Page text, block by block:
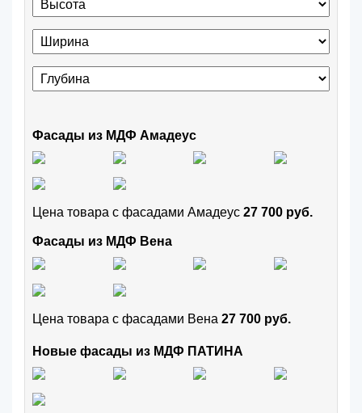
Фасады из МДФ Амадеус
Цена товара с фасадами Амадеус 27 700 руб.
Фасады из МДФ Вена
Цена товара с фасадами Вена 27 700 руб.
Новые фасады из МДФ ПАТИНА